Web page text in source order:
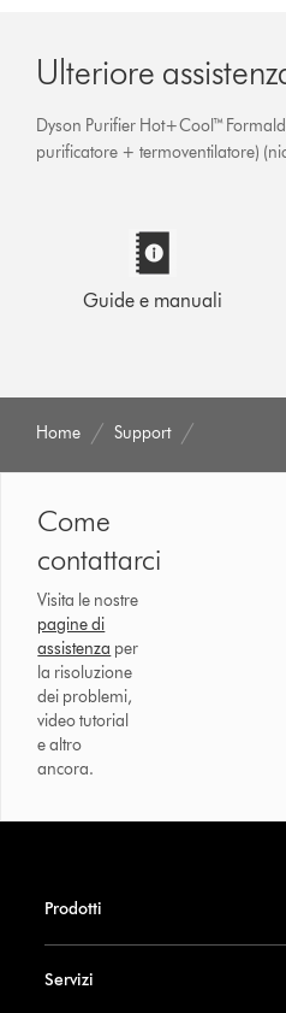
Ulteriore
Dyson Purifier Hot+Cool™
purificatore + termoventilatore)
Guide e manuali
Home Support
Come
contattarci
Visita le nostre
pagine di
assistenza per
la risoluzione
dei problemi,
video tutorial
e altro
ancora.
Prodotti
Servizi